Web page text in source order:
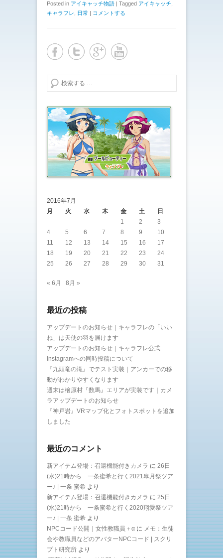
Posted in アイキャッチ物語 | Tagged アイキャッチ
キャラフレ
日常 | コメントする
検索する
2016年7月
月
火 水 木 金 土
日
1
2
3
4
5 6 7 8 9
10
11
12 13 14 15 16
17
18
19 20 21 22 23
24
25
26 27 28 29 30 31
« 6月 8月 »
最近の投稿
アップデートのお知らせ｜キャラフレの「いい
ね」は天使の羽を届けます
アップデートのお知らせ｜キャラフレ公式
Instagramへの同時投稿について
『九頭竜の滝』でテスト実装｜アンカーでの移
動がわかりやすくなります
週末は檜原村『数馬』エリアが実装です｜カメ
ラアップデートのお知らせ
『神戸岩』VRマップ化とフォトスポットを追加
しました
最近のコメント
新アイテム登場：召還機能付きカメラ に 26日
(水)21時から 一条蜜希と行く2021皐月祭ツア
ー♪ | 一条 蜜希 より
新アイテム登場：召還機能付きカメラ に 25日
(水)21時から 一条蜜希と行く2020翔愛祭ツア
ー♪ | 一条 蜜希 より
NPCコード公開｜女性教職員＋α に メモ：生徒
会や教職員などのアバターNPCコード | スクリ
プト研究所 より